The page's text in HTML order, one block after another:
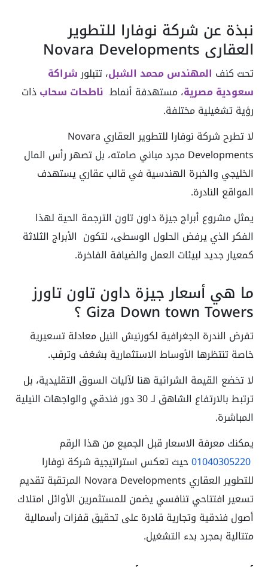
نبذة عن شركة نوفارا للتطوير
العقاري Novara Developments
تحت كنف المهندس محمد الشبل، تتبلورشراكة
سعودية مصرية، مستهدفة أنماط ناطحات سحابذات
رؤية تشغيلية مختلفة.
لا تطرح شركة نوفارا للتطوير العقاري Novara
Developments مجرد مباني صامته، بل تصهر رأس المال
الخليجي والخبرة الهندسية في قالب عقاري يستهدف
المواقع النادرة.
يمثل مشروع أبراج جيزة داون تاون الترجمة الحية لهذا
الفكر الذي يرفض الحلول الوسطى، لتكون الأبراج الثلاثة
كمعيار جديد لبيئات العمل والضيافة الفاخرة.
ما هي أسعار جيزة داون تاون تاورز
Giza Down town Towers ؟
تفرض الندرة الجغرافية لكورنيش النيل معادلة تسعيرية
خاصة تنتظرها الأوساط الاستثمارية بشغف وترقب.
لا تخضع القيمة الشرائية هنا لآليات السوق التقليدية، بل
ترتبط بالارتفاع الشاهق لـ 30 دور فندقي والواجهات النيلية
المباشرة.
يمكنك معرفة الاسعار قبل الجميع من هذا الرقم
01040305220حيث تعكس استراتيجية شركة نوفارا
للتطوير العقاري Novara Developments المرتقبة تقديم
تسعير افتتاحي تنافسي يضمن للمستثمرين الأوائل امتلاك
أصول فندقية وتجارية قادرة على تحقيق قفزات رأسمالية
متتالية بمجرد بدء التشغيل.